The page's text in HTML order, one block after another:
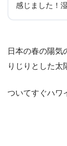
感じました！
日本の春の陽
りじりとした太
ついてすぐハワ